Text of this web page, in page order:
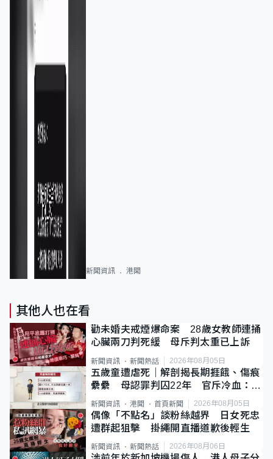
新聞資訊 港聞
其他人也在看
勸未婚夫戒煙爆命案 28歲女教師連捅
心臟兩刀判死緩 母斥判太重已上訴
新聞資訊 新聞熱話 2026年08月05日
五歲童遭虐死｜解剖揭長期捱餓、傷痕
纍纍 母認罪判囚22年 官斥冷血：同
類案最惡劣
新聞資訊 港聞 首頁新聞 2026年08月05日
偶像「不點名」談粉絲越界 日女死忠
遭群起狙擊 掛繩開直播道歉後輕生
新聞資訊 新聞熱話 2026年08月06日